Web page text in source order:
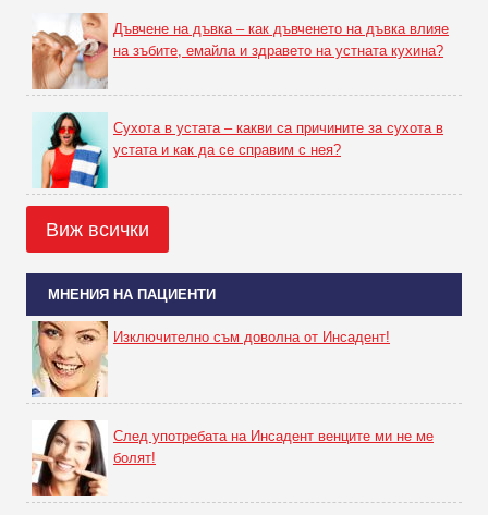
Дъвчене на дъвка – как дъвченето на дъвка влияе
на зъбите, емайла и здравето на устната кухина?
Сухота в устата – какви са причините за сухота в
устата и как да се справим с нея?
Виж всички
МНЕНИЯ НА ПАЦИЕНТИ
Изключително съм доволна от Инсадент!
След употребата на Инсадент венците ми не ме
болят!